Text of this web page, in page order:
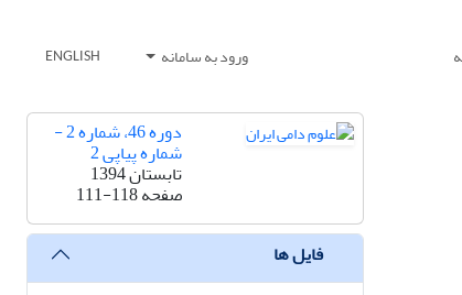
ورود به سامانه ENGLISH
دوره 46، شماره 2 -
شماره پیاپی 2
تابستان 1394
صفحه111-118
فایل ها